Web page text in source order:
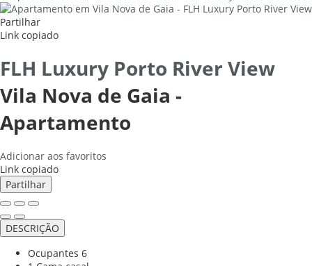
Partilhar
Link copiado
FLH Luxury Porto River View
Vila Nova de Gaia -
Apartamento
Adicionar aos favoritos
Link copiado
Partilhar
DESCRIÇÃO
Ocupantes 6